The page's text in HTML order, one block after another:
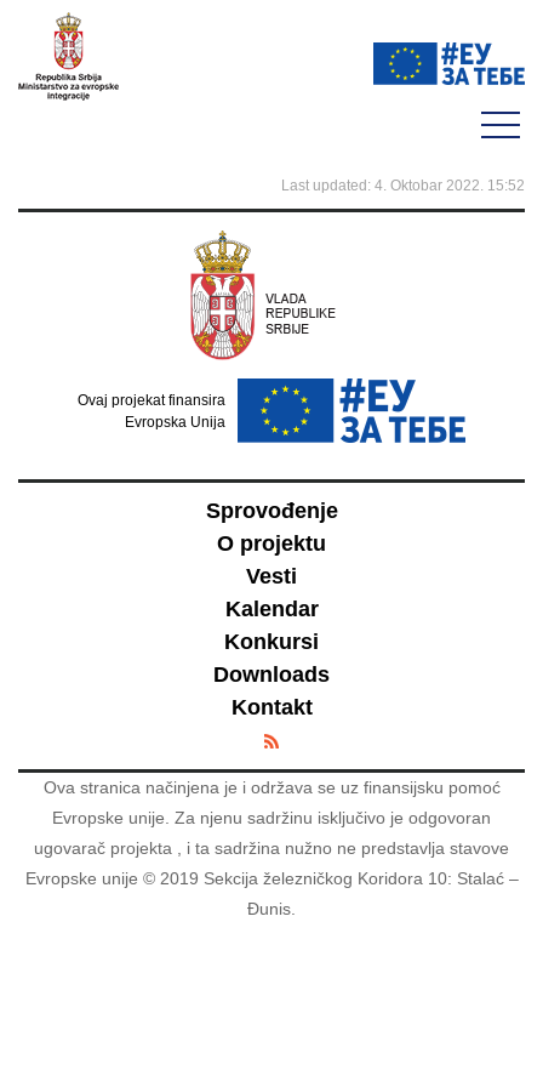
Last updated: 4. Oktobar 2022. 15:52
Ovaj projekat finansira
Evropska Unija
Sprovođenje
O projektu
Vesti
Kalendar
Konkursi
Downloads
Kontakt
Ova stranica načinjena je i održava se uz finansijsku pomoć
Evropske unije. Za njenu sadržinu isključivo je odgovoran
ugovarač projekta , i ta sadržina nužno ne predstavlja stavove
Evropske unije © 2019 Sekcija železničkog Koridora 10: Stalać –
Đunis.